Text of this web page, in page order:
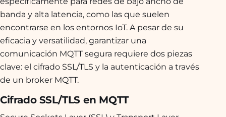
banda y alta latencia, como las que suelen
encontrarse en los entornos IoT. A pesar de su
eficacia y versatilidad, garantizar una
comunicación MQTT segura requiere dos piezas
clave: el cifrado SSL/TLS y la autenticación a través
de un broker MQTT.
Cifrado SSL/TLS en MQTT